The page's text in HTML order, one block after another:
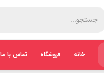
خانه فروشگاه تماس با ما